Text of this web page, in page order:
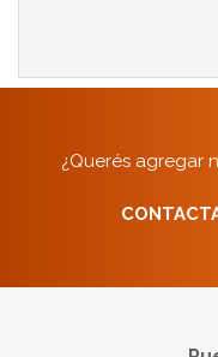
¿Querés agregar